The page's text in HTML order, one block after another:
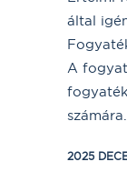
által
A
számára...
2025